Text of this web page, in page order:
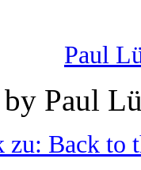
Paul
Paul
zu: Back to